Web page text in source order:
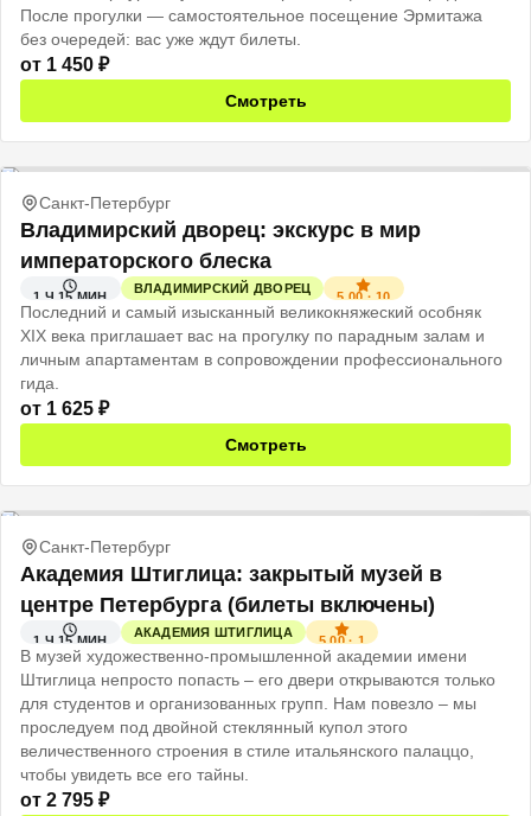
После прогулки — самостоятельное посещение Эрмитажа
без очередей: вас уже ждут билеты.
от 1 450 ₽
Смотреть
Санкт-Петербург
Владимирский дворец: экскурс в мир
императорского блеска
1 Ч 15 МИН
ВЛАДИМИРСКИЙ ДВОРЕЦ
5.00· 10
Последний и самый изысканный великокняжеский особняк
XIX века приглашает вас на прогулку по парадным залам и
личным апартаментам в сопровождении профессионального
гида.
от 1 625 ₽
Смотреть
Санкт-Петербург
Академия Штиглица: закрытый музей в
центре Петербурга (билеты включены)
1 Ч 15 МИН
АКАДЕМИЯ ШТИГЛИЦА
5.00· 1
В музей художественно-промышленной академии имени
Штиглица непросто попасть – его двери открываются только
для студентов и организованных групп. Нам повезло – мы
проследуем под двойной стеклянный купол этого
величественного строения в стиле итальянского палаццо,
чтобы увидеть все его тайны.
от 2 795 ₽